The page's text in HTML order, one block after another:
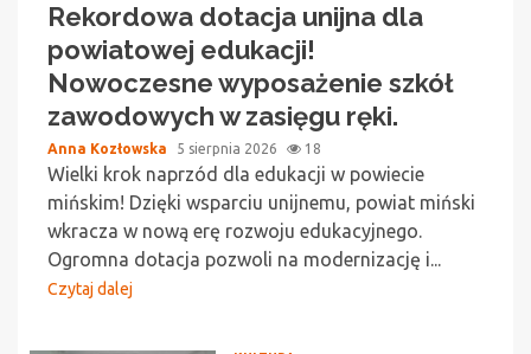
Rekordowa dotacja unijna dla
powiatowej edukacji!
Nowoczesne wyposażenie szkół
zawodowych w zasięgu ręki.
Anna Kozłowska 5 sierpnia 2026 18
Wielki krok naprzód dla edukacji w powiecie
mińskim! Dzięki wsparciu unijnemu, powiat miński
wkracza w nową erę rozwoju edukacyjnego.
Ogromna dotacja pozwoli na modernizację i...
Czytaj dalej